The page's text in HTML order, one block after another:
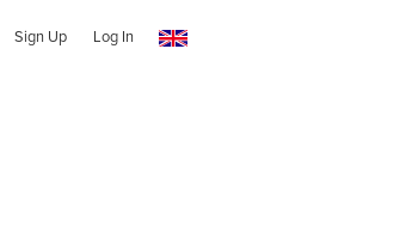
Sign Up Log In